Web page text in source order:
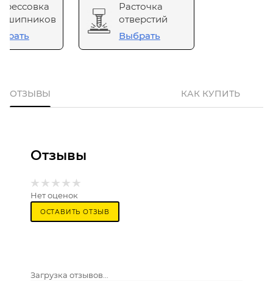
Расточка
отверстий
Выбрать
ОТЗЫВЫ КАК КУПИТЬ
Отзывы
Нет оценок
ОСТАВИТЬ ОТЗЫВ
Загрузка отзывов...